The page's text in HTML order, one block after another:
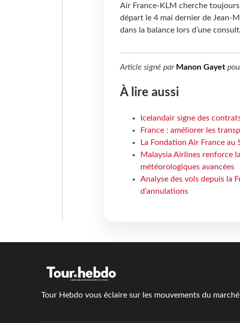
Air France-KLM cherche
départ le 4 mai dernier de Jean-
dans la balance lors d’une
Article signé par Manon Gayet
À lire aussi
Icelandair signe des
France : améliorer les
La Fondation Air France au
Malaysia Airlines renforce
météorologiques avancées
Analyse des vols depuis la
d’annulations
Tour Hebdo vous éclaire sur les mouvements du